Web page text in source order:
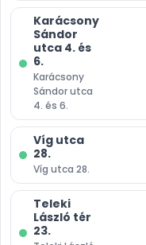
Karácsony
Sándor
utca 4. és
6.
Karácsony
Sándor utca
4. és 6.
Víg utca
28.
Víg utca 28.
Teleki
László tér
23.
1084
Cég
06 1 333
Fontos
Közérdekű